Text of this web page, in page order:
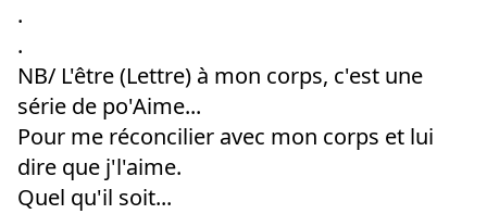
.
.
NB/ L'être (Lettre) à mon corps, c'est une
série de po'Aime...
Pour me réconcilier avec mon corps et lui
dire que j'l'aime.
Quel qu'il soit...